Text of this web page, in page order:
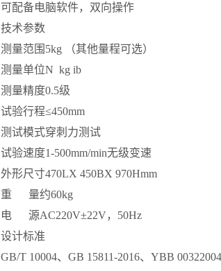
可配备电脑软件，双向操作
技术参数
测量范围 5kg （其他量程可选）
测量单位N kg ib
测量精度0.5级
试验行程≤450mm
测试模式穿刺力测试
试验速度1-500mm/min无级变速
外形尺寸470LX 450BX 970Hmm
重 量约60kg
电 源AC220V±22V，50Hz
设计标准
GB/T 10004、GB 15811-2016、YBB